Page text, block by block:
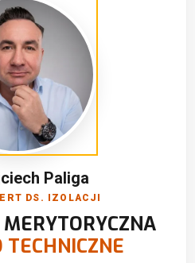
Paliga
DS. IZOLACJI